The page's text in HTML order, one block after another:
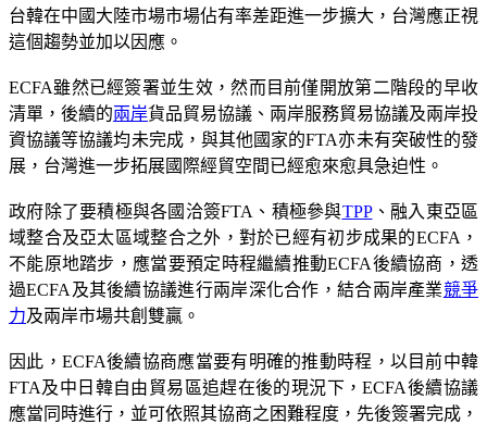
台韓在中國大陸市場市場佔有率差距進一步擴大，台灣應正視
這個趨勢並加以因應。
ECFA雖然已經簽署並生效，然而目前僅開放第二階段的早收
清單，後續的兩岸貨品貿易協議、兩岸服務貿易協議及兩岸投
資協議等協議均未完成，與其他國家的FTA亦未有突破性的發
展，台灣進一步拓展國際經貿空間已經愈來愈具急迫性。
政府除了要積極與各國洽簽FTA、積極參與TPP、融入東亞區
域整合及亞太區域整合之外，對於已經有初步成果的ECFA，
不能原地踏步，應當要預定時程繼續推動ECFA後續協商，透
過ECFA及其後續協議進行兩岸深化合作，結合兩岸產業競爭
力及兩岸市場共創雙贏。
因此，ECFA後續協商應當要有明確的推動時程，以目前中韓
FTA及中日韓自由貿易區追趕在後的現況下，ECFA後續協議
應當同時進行，並可依照其協商之困難程度，先後簽署完成，